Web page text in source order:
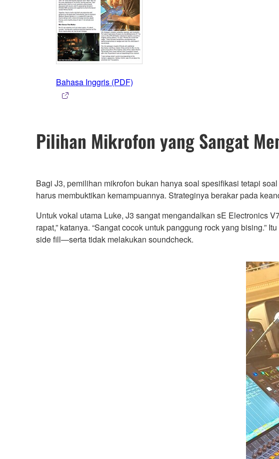
Bahasa Inggris (PDF)
Pilihan Mikrofon yang Sangat
Bagi J3, pemilihan mikrofon bukan hanya soal spesifikasi tetapi
harus membuktikan kemampuannya. Strateginya berakar pada
Untuk vokal utama Luke, J3 sangat mengandalkan sE Electronics
rapat,” katanya. “Sangat cocok untuk panggung rock yang bising.”
side fill—serta tidak melakukan soundcheck.